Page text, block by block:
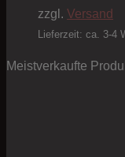
zzgl. Versand
Lieferzeit: ca. 3-4
Meistverkaufte